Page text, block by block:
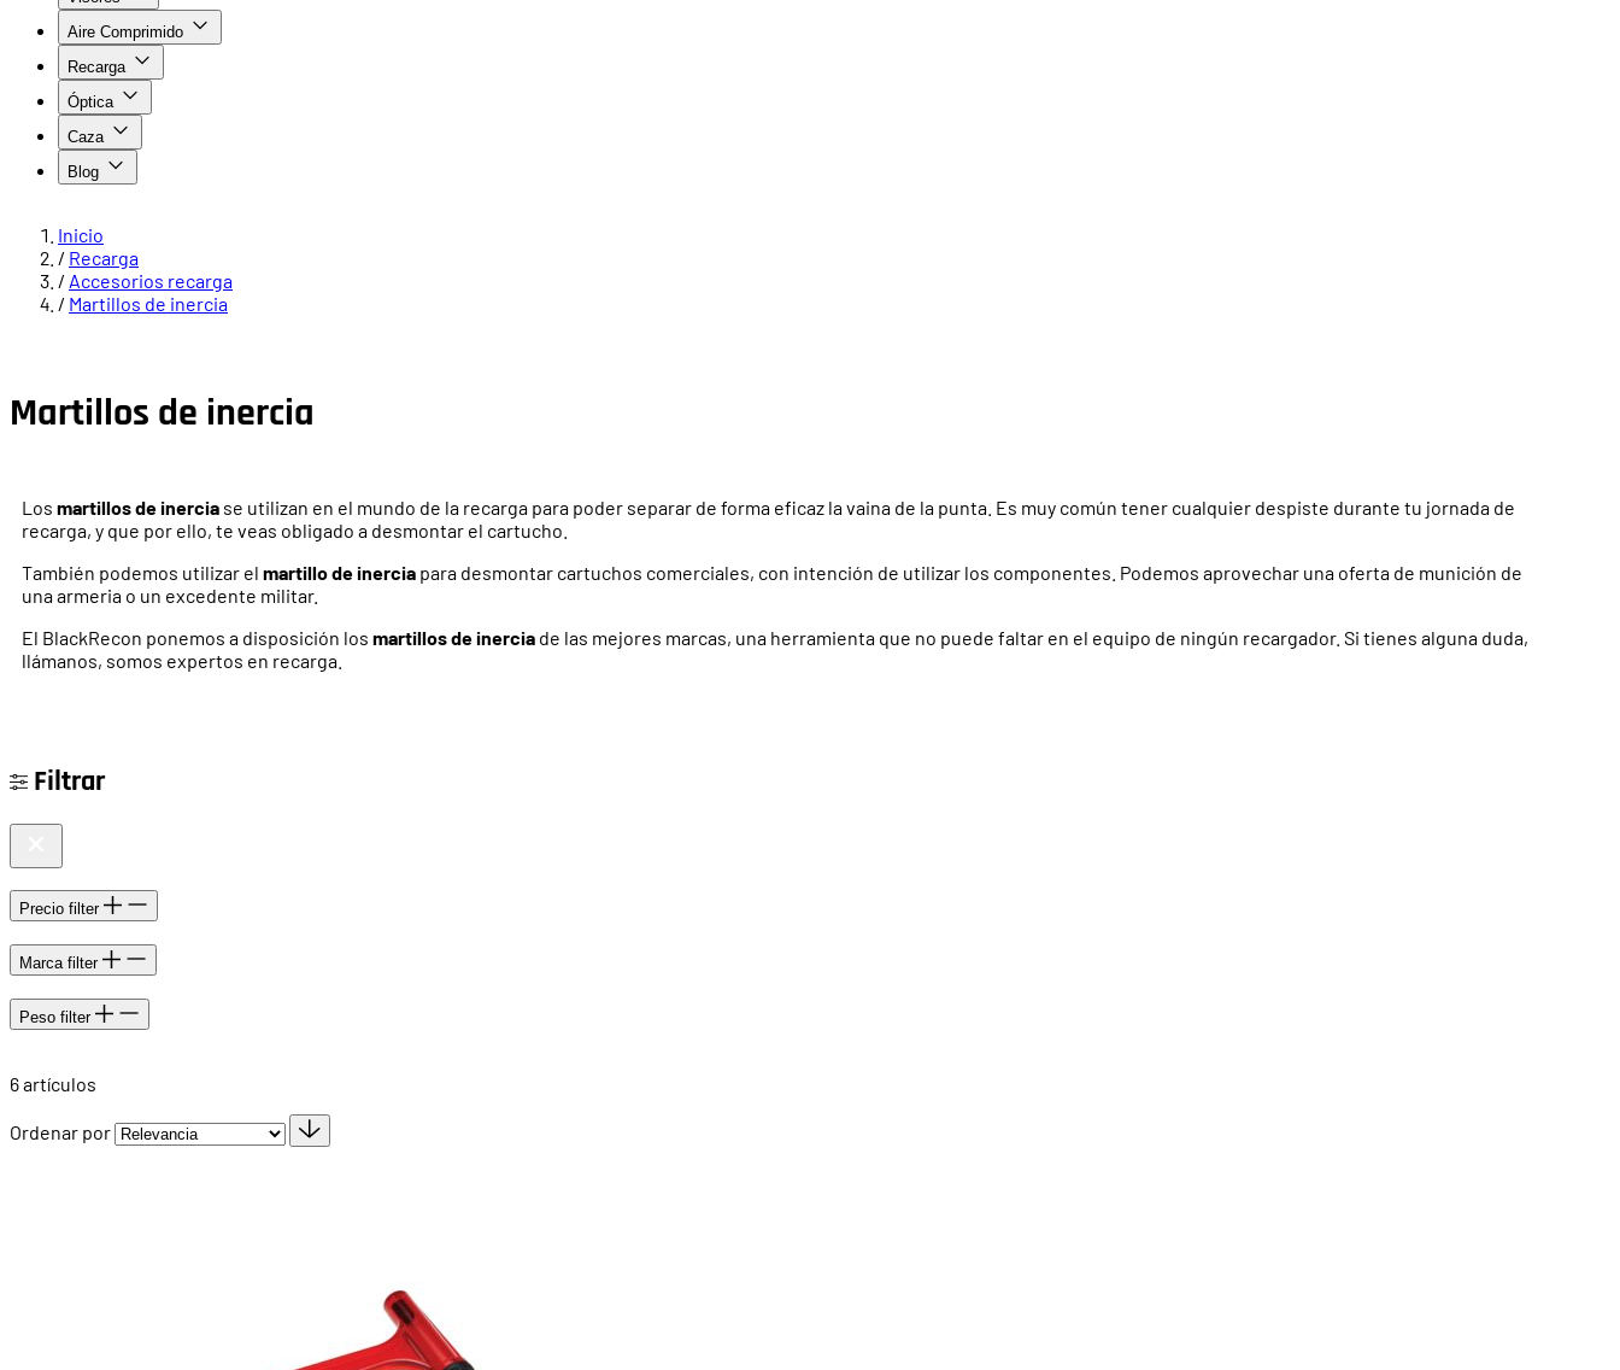
Aire Comprimido
Recarga
Óptica
Caza
Blog
Inicio
/ Recarga
/ Accesorios recarga
/ Martillos de inercia
Martillos de inercia
Los martillos de inercia se utilizan en el mundo de la recarga para poder separar de forma eficaz la vaina de la punta. Es muy común tener cualquier despiste durante tu jornada de
recarga, y que por ello, te veas obligado a desmontar el cartucho.
También podemos utilizar el martillo de inercia para desmontar cartuchos comerciales, con intención de utilizar los componentes. Podemos aprovechar una oferta de munición de
una armeria o un excedente militar.
El BlackRecon ponemos a disposición los martillos de inercia de las mejores marcas, una herramienta que no puede faltar en el equipo de ningún recargador. Si tienes alguna duda,
llámanos, somos expertos en recarga.
Filtrar
Precio filter
Marca filter
Peso filter
6artículos
Ordenar por